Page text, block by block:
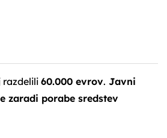
razdelili 60.000 evrov. Javni
zaradi porabe sredstev